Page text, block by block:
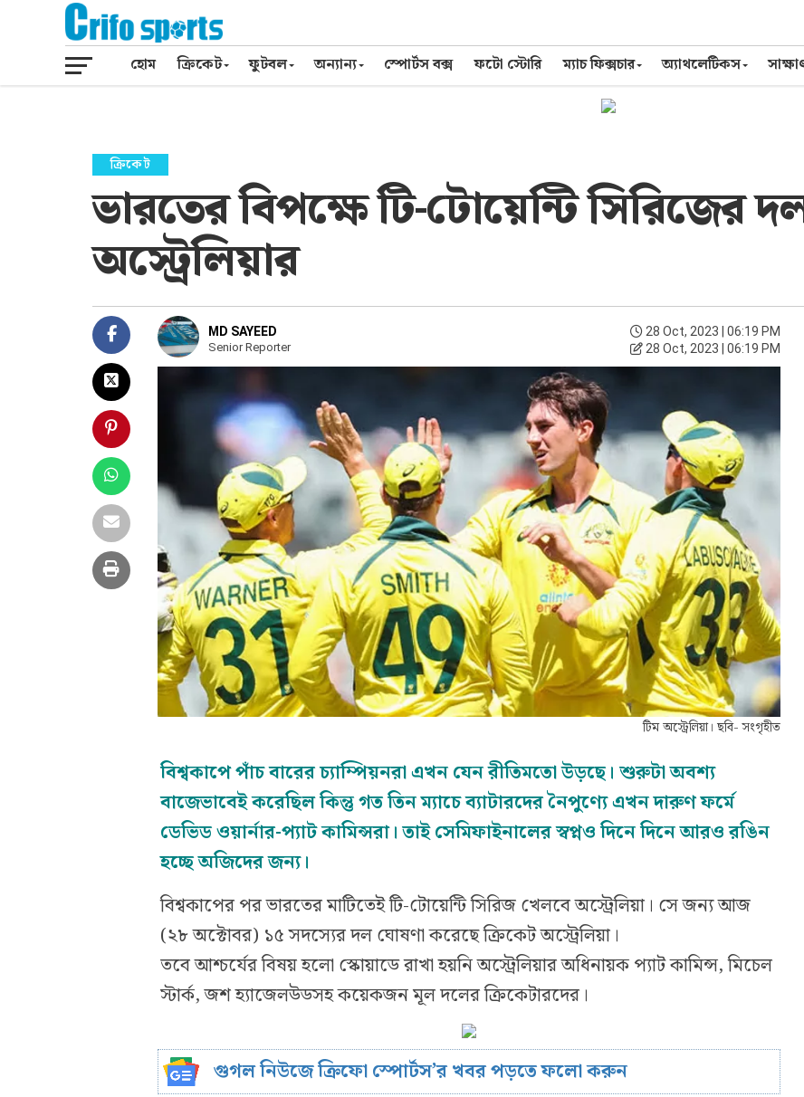
হোম ক্রিকেট ফুটবল অন্যান্য স্পোর্টস বক্স ফটো স্টোরি ম্যাচ ফিক্সচার অ্যাথলেটিকস
ক্রিকেট
ভারতের বিপক্ষে টি-টোয়েন্টি সিরিজের
অস্ট্রেলিয়ার
MD SAYEED
Senior Reporter
28 Oct, 2023 | 06:19 PM
28 Oct, 2023 | 06:19 PM
টিম অস্ট্রেলিয়া। ছবি- সংগৃহীত
বিশ্বকাপে পাঁচ বারের চ্যাম্পিয়নরা এখন যেন রীতিমতো উড়ছে। শুরুটা অবশ্য
বাজেভাবেই করেছিল কিন্তু গত তিন ম্যাচে ব্যাটারদের নৈপুণ্যে এখন দারুণ ফর্মে
ডেভিড ওয়ার্নার-প্যাট কামিন্সরা। তাই সেমিফাইনালের স্বপ্নও দিনে দিনে আরও রঙিন
হচ্ছে অজিদের জন্য।
বিশ্বকাপের পর ভারতের মাটিতেই টি-টোয়েন্টি সিরিজ খেলবে অস্ট্রেলিয়া। সে জন্য আজ
(২৮ অক্টোবর) ১৫ সদস্যের দল ঘোষণা করেছে ক্রিকেট অস্ট্রেলিয়া।
তবে আশ্চর্যের বিষয় হলো স্কোয়াডে রাখা হয়নি অস্ট্রেলিয়ার অধিনায়ক প্যাট কামিন্স, মিচেল
স্টার্ক, জশ হ্যাজেলউডসহ কয়েকজন মূল দলের ক্রিকেটারদের।
গুগল নিউজে ক্রিফো স্পোর্টস’র খবর পড়তে ফলো করুন